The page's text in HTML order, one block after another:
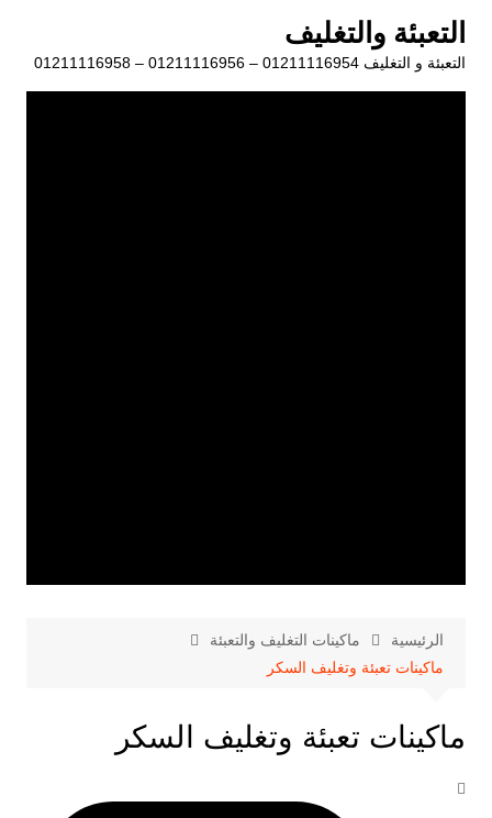
المحتوى
التعبئة والتغليف
التعبئة و التغليف 01211116954 – 01211116956 – 01211116958
الرئيسية
ماكينات التغليف والتعبئة
ماكينات تعبئة وتغليف السكر
ماكينات تعبئة وتغليف السكر